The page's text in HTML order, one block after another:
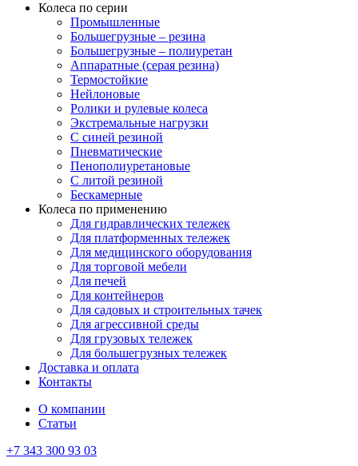
Колеса по серии
Промышленные
Большегрузные – резина
Большегрузные – полиуретан
Аппаратные (серая резина)
Термостойкие
Нейлоновые
Ролики и рулевые колеса
Экстремальные нагрузки
С синей резиной
Пневматические
Пенополиуретановые
С литой резиной
Бескамерные
Колеса по применению
Для гидравлических тележек
Для платформенных тележек
Для медицинского оборудования
Для торговой мебели
Для печей
Для контейнеров
Для садовых и строительных тачек
Для агрессивной среды
Для грузовых тележек
Для большегрузных тележек
Доставка и оплата
Контакты
О компании
Статьи
+7 343 300 93 03